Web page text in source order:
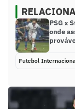
PSG x
onde
Futebol